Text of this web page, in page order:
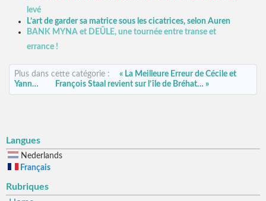
levé
L’art de garder sa matrice sous les cicatrices, selon Auren
BANK MYNA et DEÛLE, une tournée entre transe et
errance !
Plus dans cette catégorie :
« La Meilleure Erreur de Cécile et
Yann…
François Staal revient sur l’île de Bréhat… »
Langues
Nederlands
Français
Rubriques